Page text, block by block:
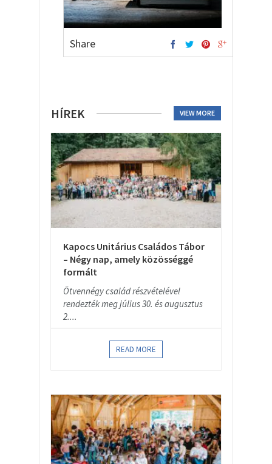
Share
HÍREK VIEW MORE
Kapocs Unitárius Családos Tábor
– Négy nap, amely közösséggé
formált
Ötvennégy család részvételével
rendezték meg július 30. és augusztus
2....
READ MORE